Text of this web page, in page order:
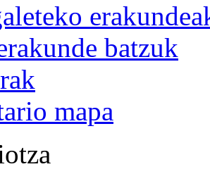
batzuk
mapa